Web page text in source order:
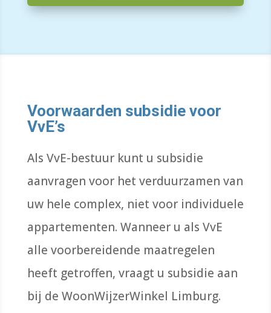
Voorwaarden subsidie voor
VvE’s
Als VvE-bestuur kunt u subsidie
aanvragen voor het verduurzamen van
uw hele complex, niet voor individuele
appartementen. Wanneer u als VvE
alle voorbereidende maatregelen
heeft getroffen, vraagt u subsidie aan
bij de WoonWijzerWinkel Limburg.